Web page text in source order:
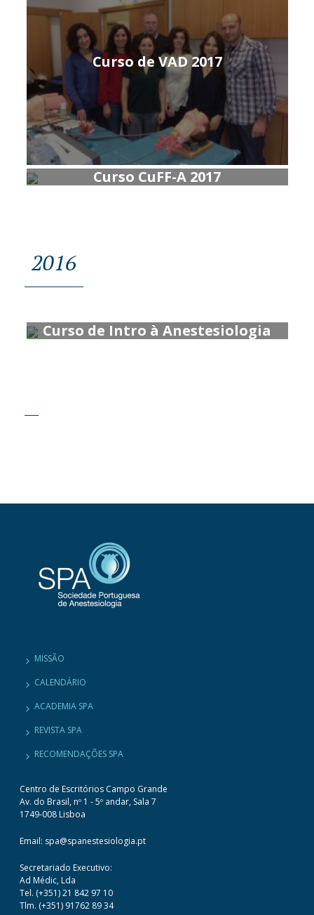
Curso de VAD 2017
Curso CuFF-A 2017
2016
Curso de Intro à Anestesiologia
MISSÃO
CALENDÁRIO
ACADEMIA SPA
REVISTA SPA
RECOMENDAÇÕES SPA
Centro de Escritórios Campo Grande
Av. do Brasil, nº 1 - 5º andar, Sala 7
1749-008 Lisboa
Email: spa@spanestesiologia.pt
Secretariado Executivo:
Ad Médic, Lda
Tel. (+351) 21 842 97 10
Tlm. (+351) 91762 89 34